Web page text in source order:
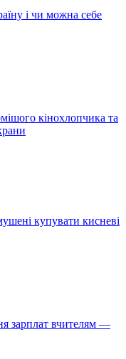
і чи можна себе
кінохлопчика та
купувати кисневі
зарплат вчителям —